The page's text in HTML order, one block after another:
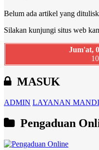
Belum ada artikel yang
Silakan kunjungi situs web
Jum'at,
MASUK
ADMIN LAYANAN
Pengaduan